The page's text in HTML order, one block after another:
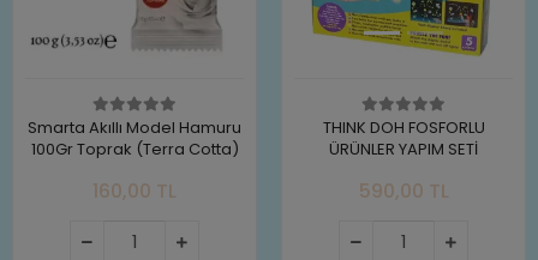
Smarta Akıllı Model Hamuru
100Gr Toprak (Terra Cotta)
160,00 TL
THINK DOH FOSFORLU
ÜRÜNLER YAPIM SETİ
590,00 TL